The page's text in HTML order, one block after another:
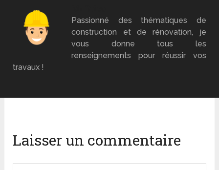
Passionné des thématiques de
construction et de rénovation, je
vous donne tous les
renseignements pour réussir vos
travaux !
Laisser un commentaire